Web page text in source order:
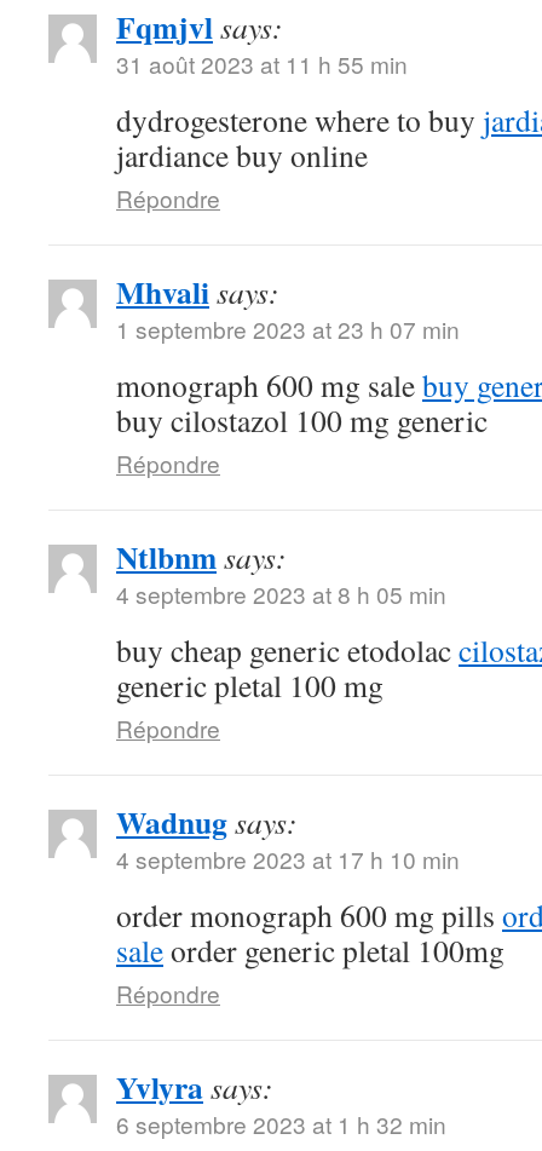
Fqmjvlsays:
31 août 2023 at 11 h 55 min
dydrogesterone where to buy
jardiance buy online
Répondre
Mhvalisays:
1 septembre 2023 at 23 h 07 min
monograph 600 mg salebuy
buy cilostazol 100 mg generic
Répondre
Ntlbnmsays:
4 septembre 2023 at 8 h 05 min
buy cheap generic etodolac
generic pletal 100 mg
Répondre
Wadnugsays:
4 septembre 2023 at 17 h 10 min
order monograph 600 mg pills
saleorder generic pletal 100mg
Répondre
Yvlyrasays:
6 septembre 2023 at 1 h 32 min